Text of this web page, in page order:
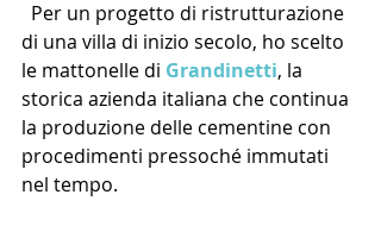
di una villa di inizio secolo, ho scelto
le mattonelle di Grandinetti, la
storica azienda italiana che continua
la produzione delle cementine con
procedimenti pressoché immutati
nel tempo.